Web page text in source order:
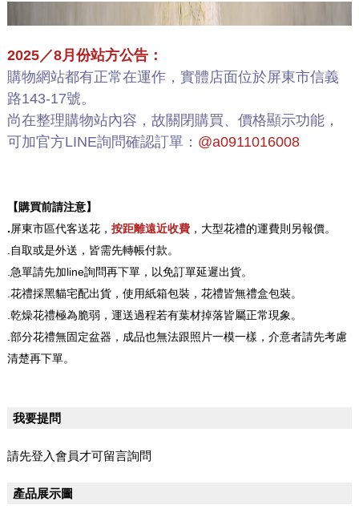
2025／8月份站方公告：
購物網站都有正常在運作，實體店面位於屏東市信義
路143-17號。
尚在整理購物站內容，故關閉購買、價格顯示功能，
可加官方LINE詢問確認訂單： @a0911016008
【購買前請注意】
.屏東市區代客送花， 按距離遠近收費，大型花禮的運費則另報價。
.自取或是外送，皆需先轉帳付款。
.急單請先加line詢問再下單，以免訂單延遲出貨。
.花禮採黑貓宅配出貨，使用紙箱包裝，花禮皆無禮盒包裝。
.乾燥花禮極為脆弱，運送過程若有葉材掉落皆屬正常現象。
.部分花禮無固定盆器，成品也無法跟照片一模一樣，介意者請先考慮
清楚再下單。
我要提問
請先登入會員才可留言詢問
產品展示圖